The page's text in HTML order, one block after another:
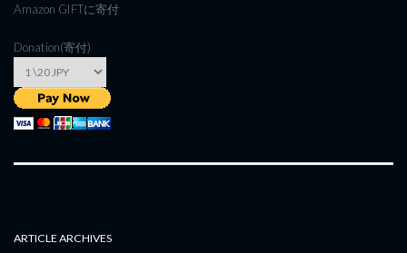
Amazon GIFTに寄付
Donation(寄付)
ARTICLE ARCHIVES